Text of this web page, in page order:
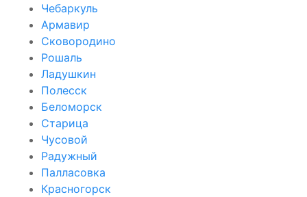
Чебаркуль
Армавир
Сковородино
Рошаль
Ладушкин
Полесск
Беломорск
Старица
Чусовой
Радужный
Палласовка
Красногорск